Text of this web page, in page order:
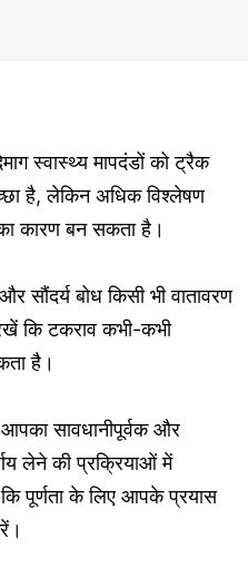
स्वास्थ्य मापदंडों को ट्रैक
है, लेकिन अधिक विश्लेषण
कारण बन सकता है।
सौंदर्य बोध किसी भी वातावरण
कि टकराव कभी-कभी
है।
सावधानीपूर्वक और
लेने की प्रक्रियाओं में
पूर्णता के लिए आपके प्रयास